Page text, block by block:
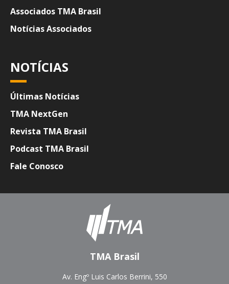
Associados TMA Brasil
Notícias Associados
NOTÍCIAS
Últimas Notícias
TMA NextGen
Revista TMA Brasil
Podcast TMA Brasil
Fale Conosco
TMA Brasil
Av. Engº Luis Carlos Berrini, 550